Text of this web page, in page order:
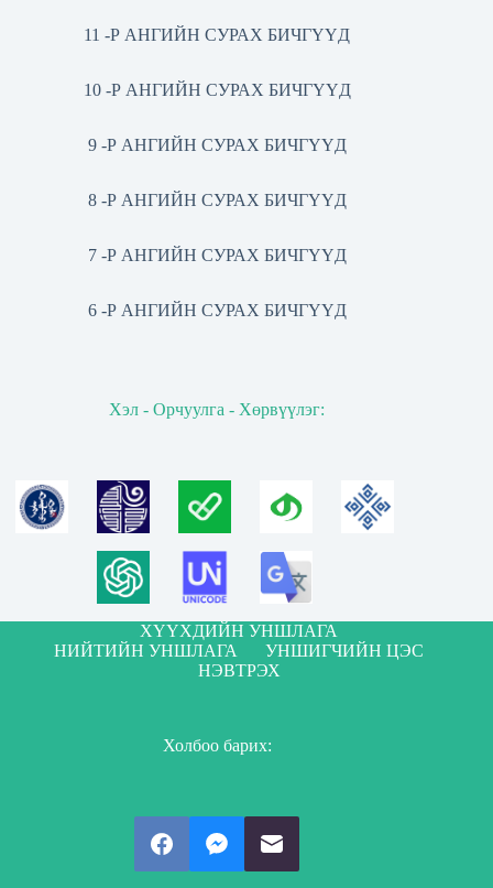
11 -Р АНГИЙН СУРАХ БИЧГҮҮД
10 -Р АНГИЙН СУРАХ БИЧГҮҮД
9 -Р АНГИЙН СУРАХ БИЧГҮҮД
8 -Р АНГИЙН СУРАХ БИЧГҮҮД
7 -Р АНГИЙН СУРАХ БИЧГҮҮД
6 -Р АНГИЙН СУРАХ БИЧГҮҮД
Хэл - Орчуулга - Хөрвүүлэг:
ХҮҮХДИЙН УНШЛАГА
НИЙТИЙН УНШЛАГА
УНШИГЧИЙН ЦЭС
НЭВТРЭХ
Холбоо барих: